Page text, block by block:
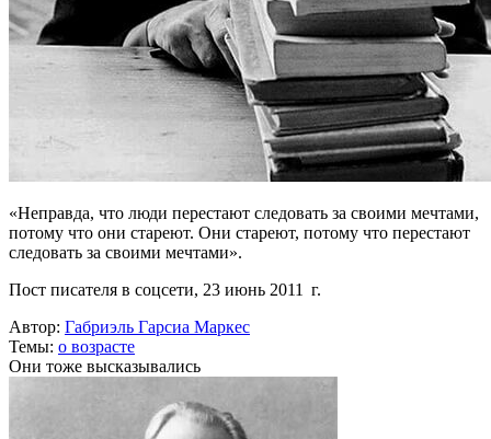
«Неправда, что люди перестают следовать за своими мечтами,
потому что они стареют. Они стареют, потому что перестают
следовать за своими мечтами».
Пост писателя в соцсети, 23 июнь 2011 г.
Автор: Габриэль Гарсиа Маркес
Темы: о возрасте
Они тоже высказывались